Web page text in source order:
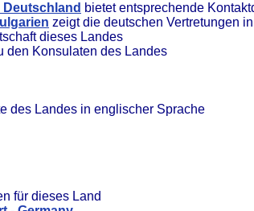
bietet entsprechende
zeigt die deutschen Vertretungen
dieses Landes
den Konsulaten des Landes
des Landes in englischer Sprache
für dieses Land